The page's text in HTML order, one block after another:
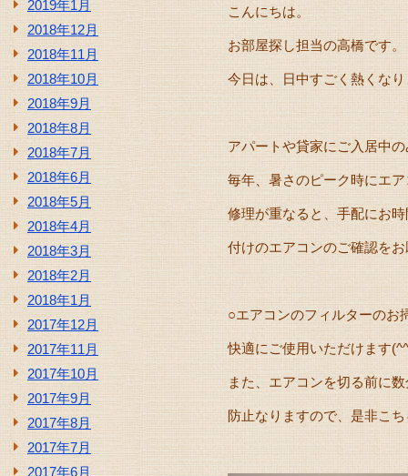
2019年1月
2018年12月
2018年11月
2018年10月
2018年9月
2018年8月
2018年7月
2018年6月
2018年5月
2018年4月
2018年3月
2018年2月
2018年1月
2017年12月
2017年11月
2017年10月
2017年9月
2017年8月
2017年7月
2017年6月
こんにちは。
お部屋探し担当の高橋です。
今日は、日中すごく熱くな
アパートや貸家にご入居中
毎年、暑さのピーク時にエ
修理が重なると、手配にお
付けのエアコンのご確認を
○エアコンのフィルターのお
快適にご使用いただけます
また、エアコンを切る前に
防止なりますので、是非こ